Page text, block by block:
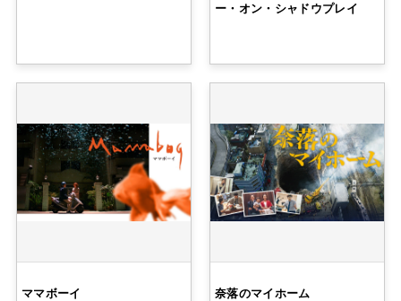
ー・オン・シャドウプレイ
ママボーイ 奈落のマイホーム